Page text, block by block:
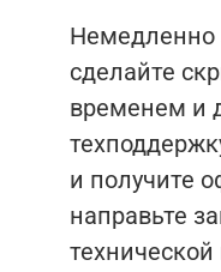
Немедленно
сделайте
временем и
и получите
направьте